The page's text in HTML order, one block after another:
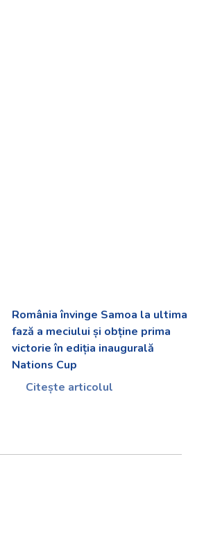
România învinge Samoa la ultima
fază a meciului și obține prima
victorie în ediția inaugurală
Nations Cup
Citește articolul